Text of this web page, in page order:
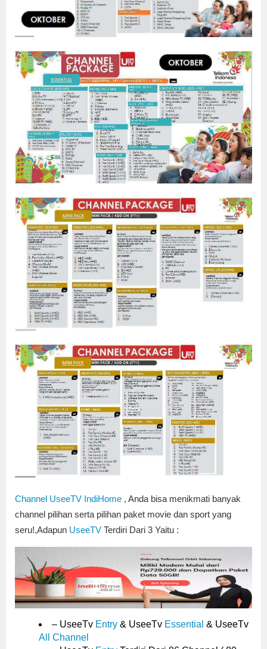
Channel UseeTV IndiHome , Anda bisa menikmati banyak
channel pilihan serta pilihan paket movie dan sport yang
seru!,Adapun UseeTV Terdiri Dari 3 Yaitu :
– UseeTv Entry & UseeTv Essential & UseeTv
All Channel